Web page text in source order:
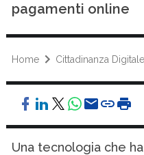
pagamenti online
Home Cittadinanza Digitale
Una tecnologia che